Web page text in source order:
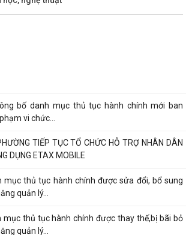
bố danh mục thủ tục hành chính mới ban
vi chức...
mục thủ tục hành chính được sửa đổi, bổ sung
quản lý...
mục thủ tục hành chính được thay thế,bị bãi bỏ
công tác phòng chống bão số 1
chủ động phòng chống bão số 1
SỬ DỤNG ĐẤT